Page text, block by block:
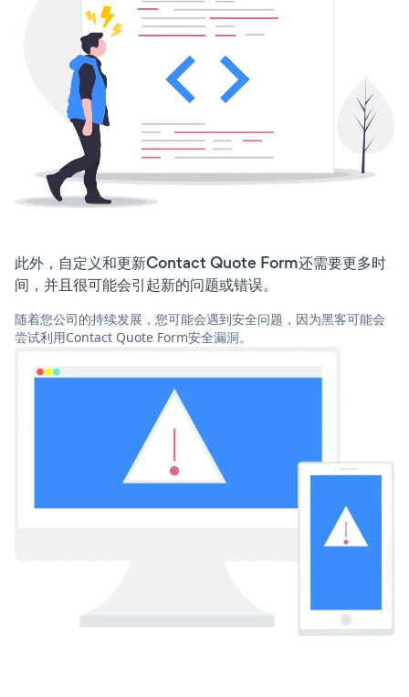
此外，自定义和更新Contact Quote Form还需要更多时
间，并且很可能会引起新的问题或错误。
随着您公司的持续发展，您可能会遇到安全问题，因为黑客可能会
尝试利用Contact Quote Form安全漏洞。